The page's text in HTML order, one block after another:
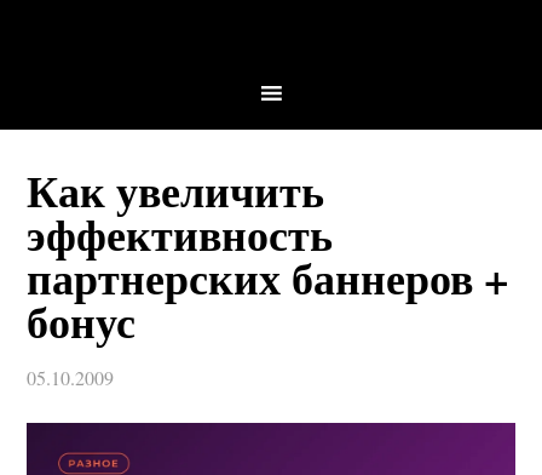
Как увеличить
эффективность
партнерских баннеров +
бонус
05.10.2009